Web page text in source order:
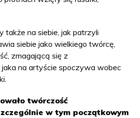
także na siebie, jak patrzyli
siebie jako wielkiego twórcę,
zmagającą się z
na artyście spoczywa wobec
twórczość
w tym początkowym